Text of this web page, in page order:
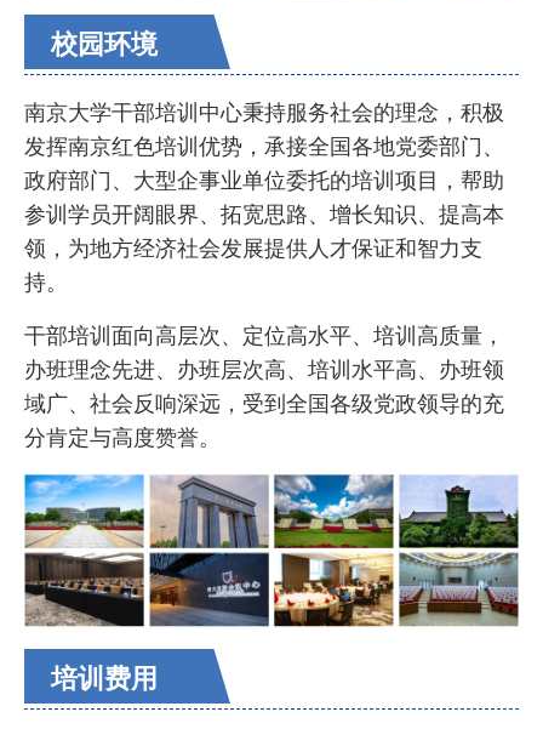
校园环境
南京大学干部培训中心秉持服务社会的理念，积极
发挥南京红色培训优势，承接全国各地党委部门、
政府部门、大型企事业单位委托的培训项目，帮助
参训学员开阔眼界、拓宽思路、增长知识、提高本
领，为地方经济社会发展提供人才保证和智力支
持。
干部培训面向高层次、定位高水平、培训高质量，
办班理念先进、办班层次高、培训水平高、办班领
域广、社会反响深远，受到全国各级党政领导的充
分肯定与高度赞誉。
培训费用